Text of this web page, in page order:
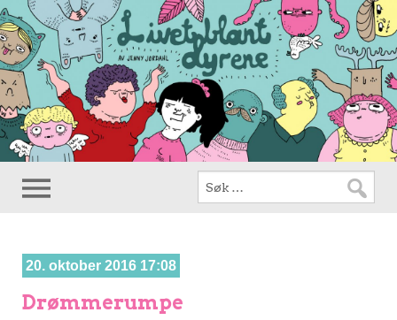
20. oktober 2016 17:08
Drømmerumpe